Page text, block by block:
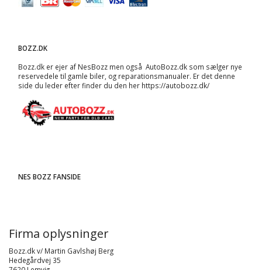
BOZZ.DK
Bozz.dk er ejer af NesBozz men også AutoBozz.dk som sælger nye
reservedele til gamle biler, og reparationsmanualer. Er det denne
side du leder efter finder du den her https://autobozz.dk/
NES BOZZ FANSIDE
Firma oplysninger
Bozz.dk v/ Martin Gavlshøj Berg
Hedegårdvej 35